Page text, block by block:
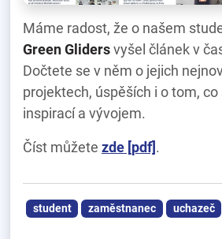
Máme radost, že o našem
Green Glidersvyšel článek v
Dočtete se v něm o jejich
projektech, úspěších i o tom,
inspirací a vývojem.
Číst můžete zde [pdf].
student zaměstnanec uchazeč